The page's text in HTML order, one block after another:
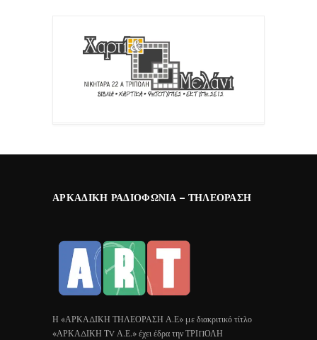
ΑΡΚΑΔΙΚΉ ΡΑΔΙΟΦΩΝΊΑ – ΤΗΛΕΌΡΑΣΗ
Η «ΑΡΚΑΔΙΚΗ ΤΗΛΕΟΡΑΣΗ Α.Ε» με διακριτικό τίτλο
«ΑΡΚΑΔΙΚΗ ΤV Α.Ε.» έχει έδρα την ΤΡΙΠΟΛΗ